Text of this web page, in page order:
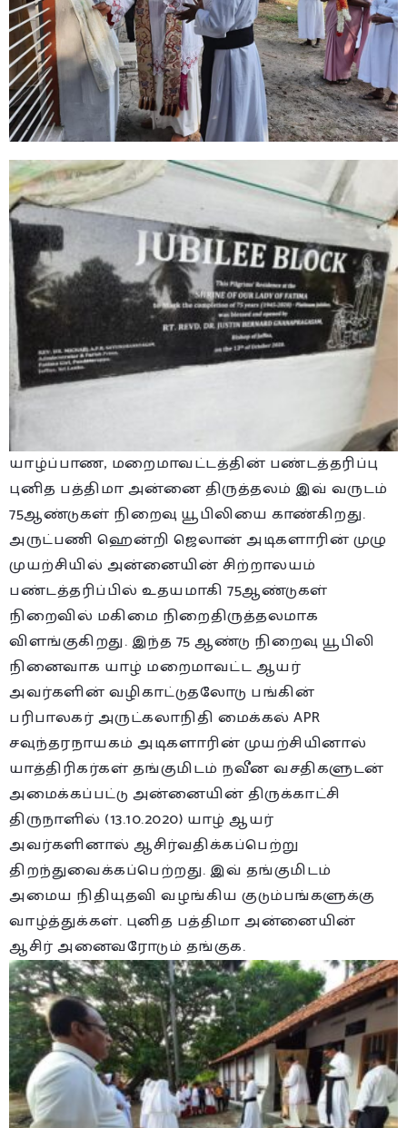
யாழ்ப்பாண, மறைமாவட்டத்தின் பண்டத்தரிப்பு
புனித பத்திமா அன்னை திருத்தலம் இவ் வருடம்
75ஆண்டுகள் நிறைவு யூபிலியை காண்கிறது.
அருட்பணி ஹென்றி ஜெலான் அடிகளாரின் முழு
முயற்சியில் அன்னையின் சிற்றாலயம்
பண்டத்தரிப்பில் உதயமாகி 75ஆண்டுகள்
நிறைவில் மகிமை நிறைதிருத்தலமாக
விளங்குகிறது. இந்த 75 ஆண்டு நிறைவு யூபிலி
நினைவாக யாழ் மறைமாவட்ட ஆயர்
அவர்களின் வழிகாட்டுதலோடு பங்கின்
பரிபாலகர் அருட்கலாநிதி மைக்கல் APR
சவுந்தரநாயகம் அடிகளாரின் முயற்சியினால்
யாத்திரிகர்கள் தங்குமிடம் நவீன வசதிகளுடன்
அமைக்கப்பட்டு அன்னையின் திருக்காட்சி
திருநாளில் (13.10.2020) யாழ் ஆயர்
அவர்களினால் ஆசிர்வதிக்கப்பெற்று
திறந்துவைக்கப்பெற்றது. இவ் தங்குமிடம்
அமைய நிதியுதவி வழங்கிய குடும்பங்களுக்கு
வாழ்த்துக்கள். புனித பத்திமா அன்னையின்
ஆசிர் அனைவரோடும் தங்குக.